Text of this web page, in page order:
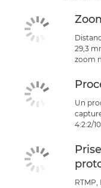
29,3
zoom
Un
4:2:2/
RTMP,